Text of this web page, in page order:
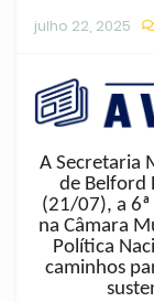
julho 22, 2025
A Secretaria
de Belford
(21/07), a 6ª
na Câmara
Política
caminhos